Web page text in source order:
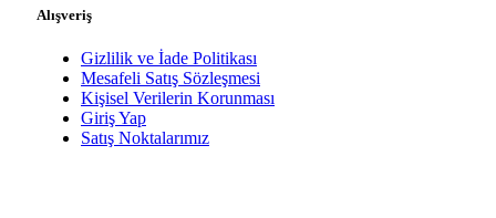
Alışveriş
Gizlilik ve İade Politikası
Mesafeli Satış Sözleşmesi
Kişisel Verilerin Korunması
Giriş Yap
Satış Noktalarımız